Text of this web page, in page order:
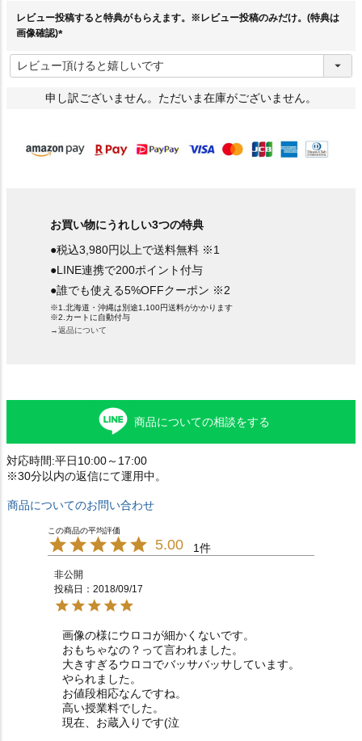
レビュー投稿すると特典がもらえます。※レビュー投稿のみだけ。(特典は
画像確認)
必
須
)
申し訳ございません。ただいま在庫がございません。
お買い物にうれしい3つの特典
●税込3,980円以上で送料無料 ※1
●LINE連携で200ポイント付与
●誰でも使える5%OFFクーポン ※2
※1.北海道・沖縄は別途1,100円送料がかかります
※2.カートに自動付与
→返品について
商品についての相談をする
対応時間:平日10:00～17:00
※30分以内の返信にて運用中。
商品についてのお問い合わせ
5.00 1
非公開
投稿日
2018/09/17
画像の様にウロコが細かくないです。
おもちゃなの？って言われました。
大きすぎるウロコでバッサバッサしています。
やられました。
お値段相応なんですね。
高い授業料でした。
現在、お蔵入りです(泣